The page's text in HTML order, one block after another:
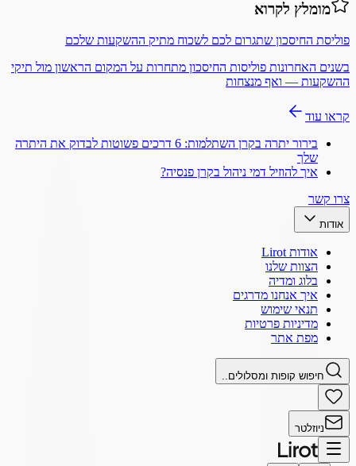
מומלץ לקרוא
פוליסת החיסכון שתגרום לכם לשכוח מתיק ההשקעות שלכם
בשנים האחרונות פוליסות החיסכון מתחרות על המקום הראשון מול תיקי
ההשקעות — ואף מנצחות
קראו עוד
בירור יתרה בקרן השתלמות: 6 דרכים פשוטות לבדוק את היתרה
שלך
איך להוזיל דמי ניהול בקרן פנסיה?
צרו קשר
אודות
אודות Lirot
הצוות שלנו
בלוג ומדיה
איך אנחנו מדרגים
תנאי שימוש
מדיניות פרטיות
מפת אתר
חיפוש קופות ומסלולים..
ניוזלטר